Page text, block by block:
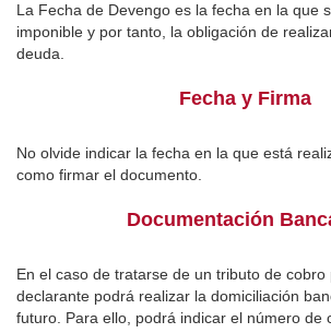
La Fecha de Devengo es la fecha en la que
imponible y por tanto, la obligación de
deuda.
Fecha y Firma
No olvide indicar la fecha en la que está
como firmar el documento.
Documentación
En el caso de tratarse de un tributo de cobro
declarante podrá realizar la domiciliación
futuro. Para ello, podrá indicar el número de